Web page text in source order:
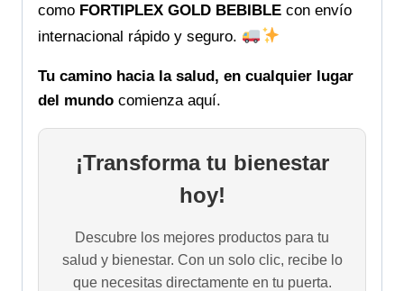
como FORTIPLEX GOLD BEBIBLE con envío
internacional rápido y seguro.
Tu camino hacia la salud, en cualquier lugar
del mundo comienza aquí.
¡Transforma tu bienestar
hoy!
Descubre los mejores productos para tu
salud y bienestar. Con un solo clic, recibe lo
que necesitas directamente en tu puerta.